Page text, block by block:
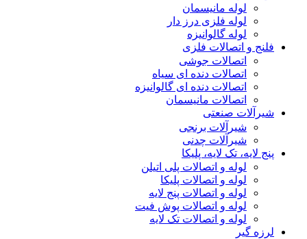
لوله مانیسمان
لوله فلزی درز دار
لوله گالوانیزه
فلنج و اتصالات فلزی
اتصالات جوشی
اتصالات دنده ای سیاه
اتصالات دنده ای گالوانیزه
اتصالات مانیسمان
شیرآلات صنعتی
شیرآلات برنجی
شیرآلات چدنی
پنج لایه، تک لایه، پلیکا
لوله و اتصالات پلی اتیلن
لوله و اتصالات پلیکا
لوله و اتصالات پنج لایه
لوله و اتصالات پوش فیت
لوله و اتصالات تک لایه
لرزه گیر